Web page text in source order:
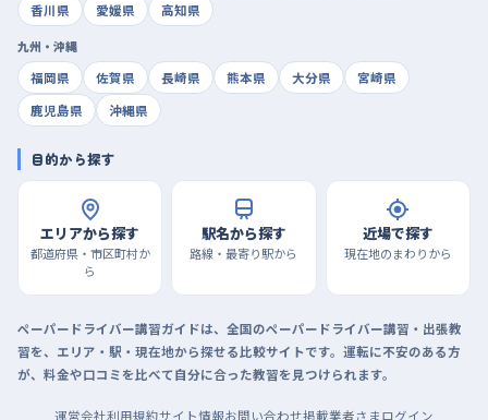
香川県
愛媛県 高知県
九州・沖縄
福岡県
佐賀県 長崎県 熊本県 大分県
宮崎県
鹿児島県
沖縄県
目的から探す
エリアから探す
都道府県・市区町村か
ら
駅名から探す
路線・最寄り駅から
近場で探す
現在地のまわりから
ペーパードライバー講習ガイドは、全国のペーパードライバー講習・出張教
習を、エリア・駅・現在地から探せる比較サイトです。運転に不安のある方
が、料金や口コミを比べて自分に合った教習を見つけられます。
運営会社利用規約サイト情報お問い合わせ掲載業者さまログイン